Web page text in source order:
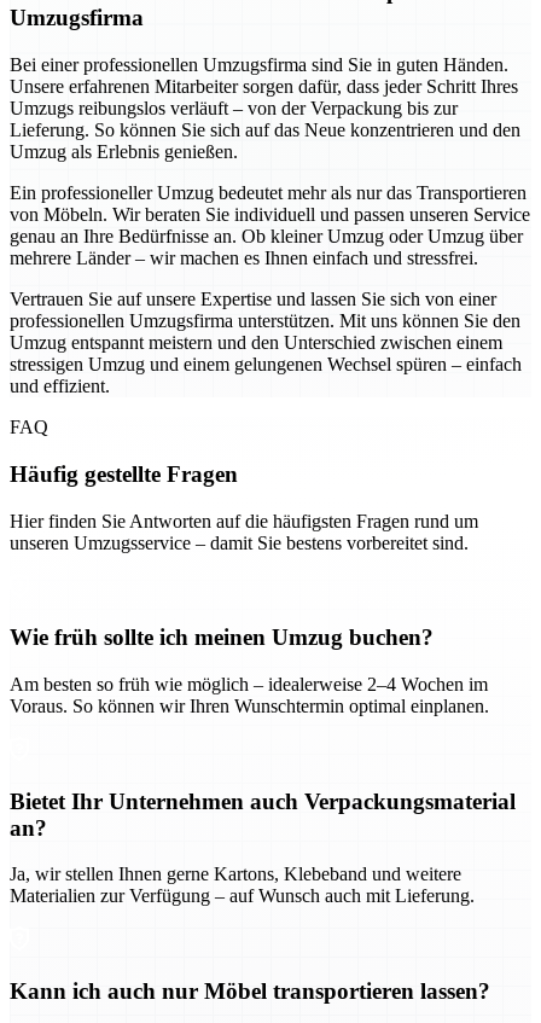
Umzugsfirma
Bei einer professionellen Umzugsfirma sind Sie in guten Händen.
Unsere erfahrenen Mitarbeiter sorgen dafür, dass jeder Schritt Ihres
Umzugs reibungslos verläuft – von der Verpackung bis zur
Lieferung. So können Sie sich auf das Neue konzentrieren und den
Umzug als Erlebnis genießen.
Ein professioneller Umzug bedeutet mehr als nur das Transportieren
von Möbeln. Wir beraten Sie individuell und passen unseren Service
genau an Ihre Bedürfnisse an. Ob kleiner Umzug oder Umzug über
mehrere Länder – wir machen es Ihnen einfach und stressfrei.
Vertrauen Sie auf unsere Expertise und lassen Sie sich von einer
professionellen Umzugsfirma unterstützen. Mit uns können Sie den
Umzug entspannt meistern und den Unterschied zwischen einem
stressigen Umzug und einem gelungenen Wechsel spüren – einfach
und effizient.
FAQ
Häufig gestellte Fragen
Hier finden Sie Antworten auf die häufigsten Fragen rund um
unseren Umzugsservice – damit Sie bestens vorbereitet sind.
Wie früh sollte ich meinen Umzug buchen?
Am besten so früh wie möglich – idealerweise 2–4 Wochen im
Voraus. So können wir Ihren Wunschtermin optimal einplanen.
Bietet Ihr Unternehmen auch Verpackungsmaterial
an?
Ja, wir stellen Ihnen gerne Kartons, Klebeband und weitere
Materialien zur Verfügung – auf Wunsch auch mit Lieferung.
Kann ich auch nur Möbel transportieren lassen?